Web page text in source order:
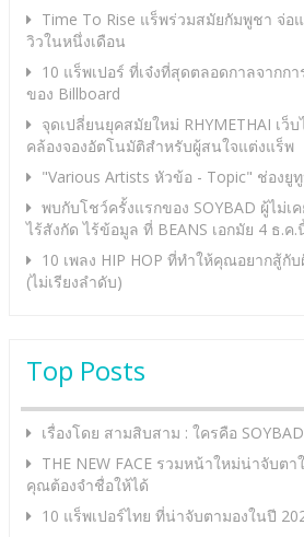
Time To Rise แร็พร่วมสมัยกัมพูชา จ่อ
วิวในหนึ่งเดือน
10 แร็พเปอร์ ที่เจ๋งที่สุดตลอดกาลจากก
ของ Billboard
จุดเปลี่ยนยุคสมัยใหม่ RHYMETHAI เว็
คล้องจองอัตโนมัติสำหรับผู้สนใจแต่งแร็พ
"Various Artists หัวข้อ - Topic" ช่องยู
พบกับโชว์ครั้งแรกของ SOYBAD ผู้ไม่เ
ไร้สังกัด ไร้ข้อมูล ที่ BEANS เอกมัย 4 ธ.ค.
10 เพลง HIP HOP ที่ทำให้คุณอยากสู้กั
(ไม่เรียงลำดับ)
Top Posts
เรื่องโดย สามสิบสาม : ใครคือ
THE NEW FACE รวมหน้าใหม่น่าจับต
คุณต้องจำชื่อให้ได้
10 แร็พเปอร์ไทย ที่น่าจับตามองในปี